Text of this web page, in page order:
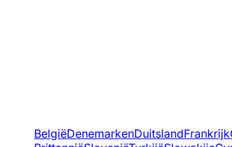
BelgiëDenemarkenDuitslandFrankrijk